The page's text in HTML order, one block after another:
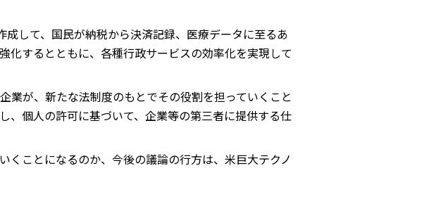
して、国民が納税から決済記録、医療データに至るあ
化するとともに、各種行政サービスの効率化を実現して
業が、新たな法制度のもとでその役割を担っていくこと
、個人の許可に基づいて、企業等の第三者に提供する仕
ことになるのか、今後の議論の行方は、米巨大テクノ